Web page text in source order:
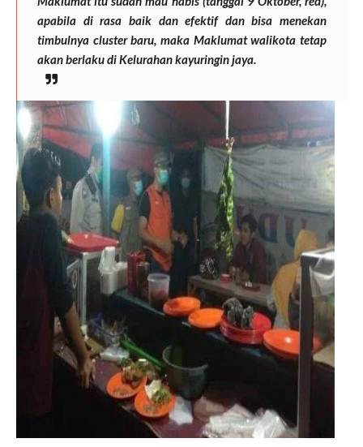
apabila di rasa baik dan efektif dan bisa menekan
timbulnya cluster baru, maka Maklumat walikota tetap
akan berlaku di Kelurahan kayuringin jaya.